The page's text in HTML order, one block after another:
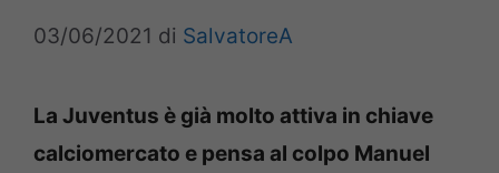
03/06/2021 di SalvatoreA
La Juventus è già molto attiva in chiave
calciomercato e pensa al colpo Manuel